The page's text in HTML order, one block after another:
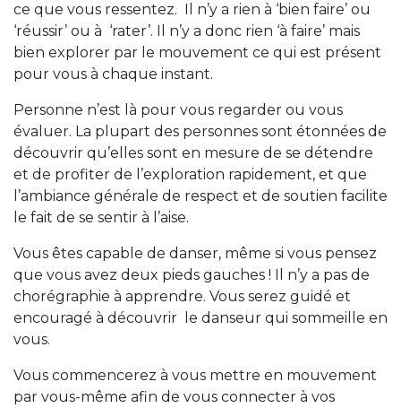
ce que vous ressentez. Il n’y a rien à ‘bien faire’ ou
‘réussir’ ou à ‘rater’. Il n’y a donc rien ‘à faire’ mais
bien explorer par le mouvement ce qui est présent
pour vous à chaque instant.
Personne n’est là pour vous regarder ou vous
évaluer. La plupart des personnes sont étonnées de
découvrir qu’elles sont en mesure de se détendre
et de profiter de l’exploration rapidement, et que
l’ambiance générale de respect et de soutien facilite
le fait de se sentir à l’aise.
Vous êtes capable de danser, même si vous pensez
que vous avez deux pieds gauches ! Il n’y a pas de
chorégraphie à apprendre. Vous serez guidé et
encouragé à découvrir le danseur qui sommeille en
vous.
Vous commencerez à vous mettre en mouvement
par vous-même afin de vous connecter à vos